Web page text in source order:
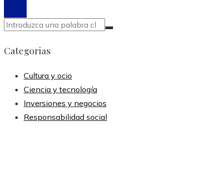
Categorias
Cultura y ocio
Ciencia y tecnología
Inversiones y negocios
Responsabilidad social